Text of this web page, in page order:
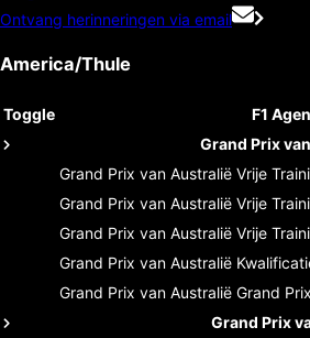
Ontvang herinneringen via email
America/Thule
Toggle F1
Grand Prix
Grand Prix van Australië Vrije
Grand Prix van Australië Vrije
Grand Prix van Australië Vrije
Grand Prix van Australië
Grand Prix van Australië Grand Prix
Grand Prix